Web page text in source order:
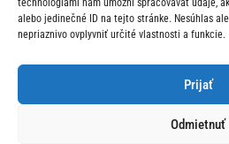
technológiami nám umožní spracovávať údaje,
alebo jedinečné ID na tejto stránke. Nesúhlas
nepriaznivo ovplyvniť určité vlastnosti a funkcie.
Prijať
Odmietnuť
O Nás | Kontakt